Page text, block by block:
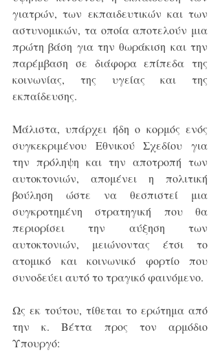
γιατρών, των εκπαιδευτικών και των
αστυνομικών, τα οποία αποτελούν μια
πρώτη βάση για την θωράκιση και την
παρέμβαση σε διάφορα επίπεδα της
κοινωνίας, της υγείας και της
εκπαίδευσης.
Μάλιστα, υπάρχει ήδη ο κορμός ενός
συγκεκριμένου Εθνικού Σχεδίου για
την πρόληψη και την αποτροπή των
αυτοκτονιών, απομένει η πολιτική
βούληση ώστε να θεσπιστεί μια
συγκροτημένη στρατηγική που θα
περιορίσει την αύξηση των
αυτοκτονιών, μειώνοντας έτσι το
ατομικό και κοινωνικό φορτίο που
συνοδεύει αυτό το τραγικό φαινόμενο.
Ως εκ τούτου, τίθεται το ερώτημα από
την κ. Βέττα προς τον αρμόδιο
Υπουργό: